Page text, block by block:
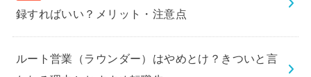
録すればいい？メリット・注意点
ルート営業（ラウンダー）はやめとけ？きついと言